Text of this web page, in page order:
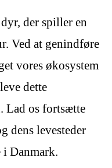
der spiller en
Ved at genindføre
vores økosystem
dette
Lad os fortsætte
dens levesteder
i Danmark.